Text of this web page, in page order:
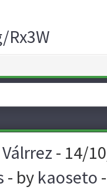
Válrrez - 14/
- by kaoseto